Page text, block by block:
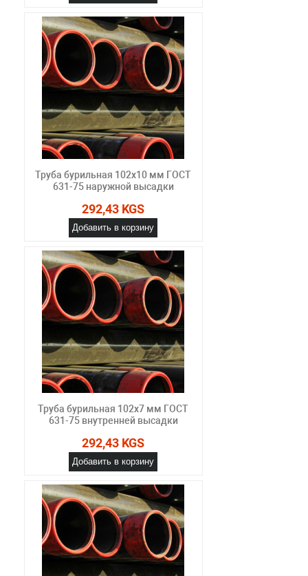
Труба бурильная 102x10 мм ГОСТ
631-75 наружной высадки
292,43 KGS
Добавить в корзину
Труба бурильная 102x7 мм ГОСТ
631-75 внутренней высадки
292,43 KGS
Добавить в корзину